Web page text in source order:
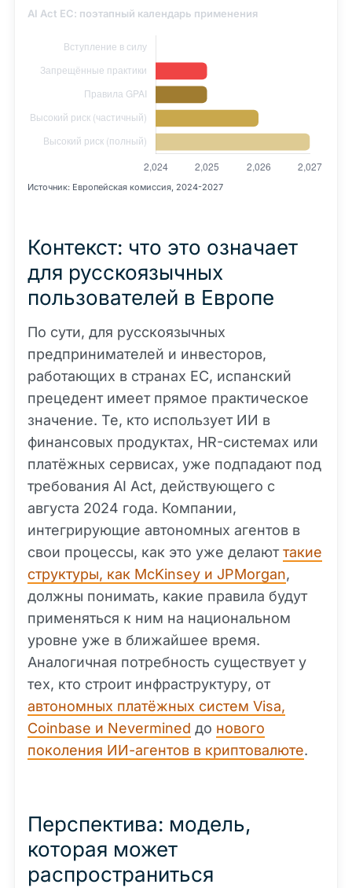
AI Act ЕС: поэтапный календарь применения
Источник: Европейская комиссия, 2024-2027
Контекст: что это означает
для русскоязычных
пользователей в Европе
По сути, для русскоязычных
предпринимателей и инвесторов,
работающих в странах ЕС, испанский
прецедент имеет прямое практическое
значение. Те, кто использует ИИ в
финансовых продуктах, HR-системах или
платёжных сервисах, уже подпадают под
требования AI Act, действующего с
августа 2024 года. Компании,
интегрирующие автономных агентов в
свои процессы, как это уже делаюттакие
структуры, как McKinsey и JPMorgan,
должны понимать, какие правила будут
применяться к ним на национальном
уровне уже в ближайшее время.
Аналогичная потребность существует у
тех, кто строит инфраструктуру, от
автономных платёжных систем Visa,
Coinbase и Nevermined до нового
поколения ИИ-агентов в криптовалюте.
Перспектива: модель,
которая может
распространиться